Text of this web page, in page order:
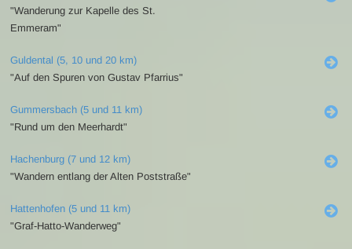
"Wanderung zur Kapelle des St.
Emmeram"
Guldental (5, 10 und 20 km)
"Auf den Spuren von Gustav Pfarrius"
Gummersbach (5 und 11 km)
"Rund um den Meerhardt"
Hachenburg (7 und 12 km)
"Wandern entlang der Alten Poststraße"
Hattenhofen (5 und 11 km)
"Graf-Hatto-Wanderweg"